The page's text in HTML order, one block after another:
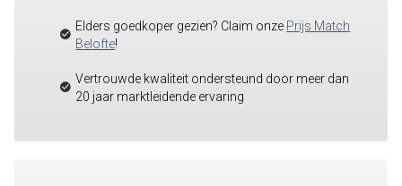
Elders goedkoper gezien? Claim onze Prijs Match
Belofte!
Vertrouwde kwaliteit ondersteund door meer dan
20 jaar marktleidende ervaring